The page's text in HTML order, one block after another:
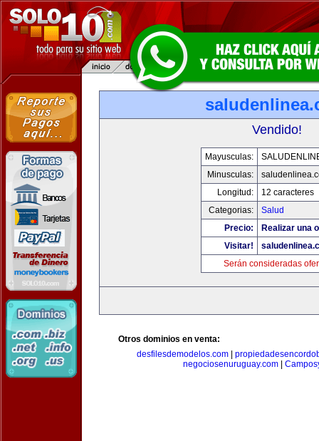
Vendido!
Mayusculas:
Minusculas:
Longitud:
12 caracteres
Categorias:
Salud
Precio:
Realizar una
Visitar!
Serán consideradas
Otros dominios en venta:
desfilesdemodelos.com|
negociosenuruguay.com|